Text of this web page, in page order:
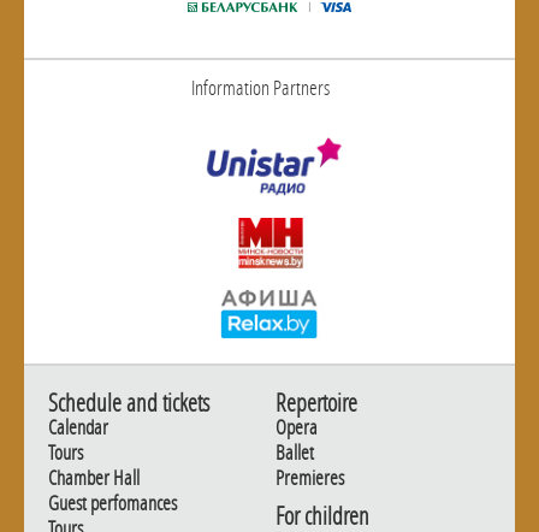
Information Partners
Schedule and tickets
Calendar
Tours
Chamber Hall
Guest perfomances
Repertoire
Opera
Ballet
Premieres
For children